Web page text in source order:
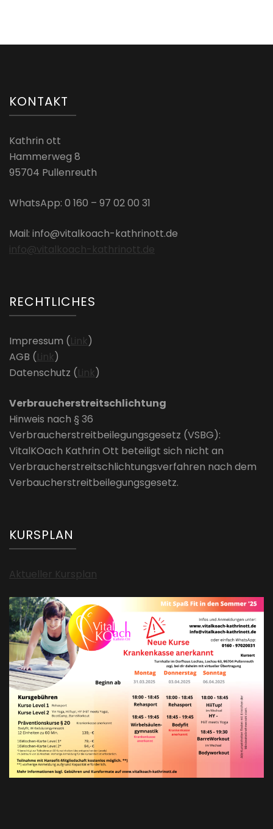
KONTAKT
Kathrin ott
Hammerweg 8
95704 Pullenreuth
WhatsApp: 0 160 – 97 02 00 31
Mail: info@vitalkoach-kathrinott.de
info@vitalkoach-kathrinott.de
RECHTLICHES
Impressum (Link)
AGB (Link)
Datenschutz (Link)
Verbraucherstreitschlichtung
Hinweis nach § 36
Verbraucherstreitbeilegungsgesetz (VSBG):
VitalKOach Kathrin Ott beteiligt sich nicht an
Verbraucherstreitschlichtungsverfahren nach dem
Verbaucherstreitbeilegungsgesetz.
KURSPLAN
Aktueller Kursplan